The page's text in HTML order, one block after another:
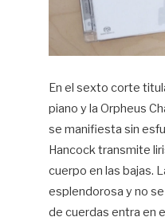
En el sexto corte
piano y la Orpheus
se manifiesta sin
Hancock transmite
cuerpo en las bajas.
esplendorosa y no
de cuerdas entra en